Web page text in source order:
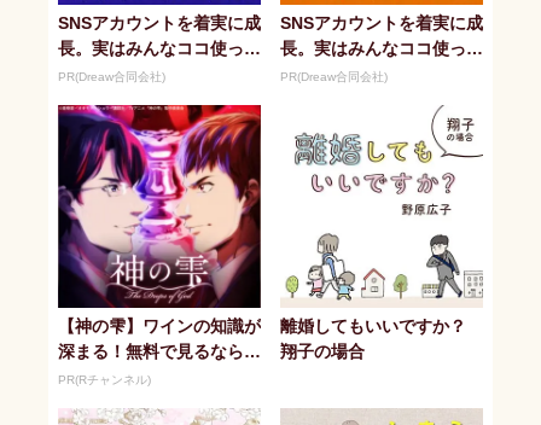
SNSアカウントを着実に成
長。実はみんなココ使って
ます。
PR(Dreaw合同会社)
SNSアカウントを着実に成
長。実はみんなココ使って
ます。
PR(Dreaw合同会社)
【神の雫】ワインの知識が
深まる！無料で見るならR
チャンネル
PR(Rチャンネル)
離婚してもいいですか？
翔子の場合